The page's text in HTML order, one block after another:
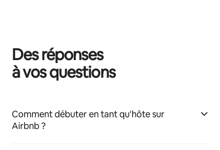
Des réponses
à vos questions
Comment débuter en tant qu'hôte sur
Airbnb ?